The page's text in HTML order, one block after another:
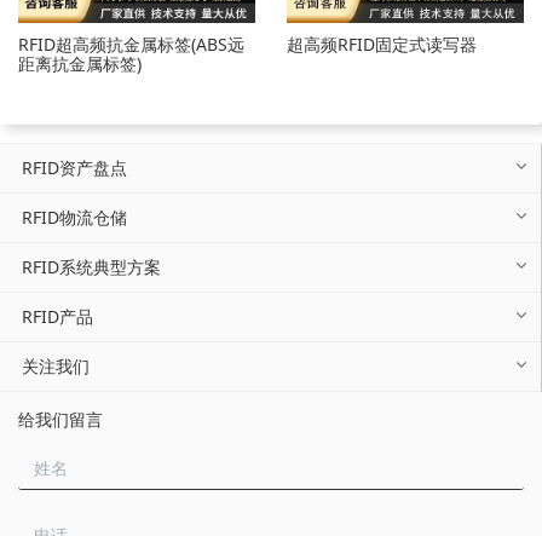
RFID超高频抗金属标签(ABS远
距离抗金属标签)
超高频RFID固定式读写器
RFID资产盘点
RFID物流仓储
RFID系统典型方案
RFID产品
关注我们
给我们留言